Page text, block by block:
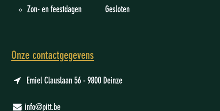
Zon- en feestdagen Gesloten
Onze contactgegevens
Emiel Clauslaan 56 - 9800 Deinze
info@pitt.be